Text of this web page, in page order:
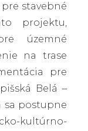
stavebné
projektu,
územné
na trase
pre
Belá –
sa postupne
kultúrno-